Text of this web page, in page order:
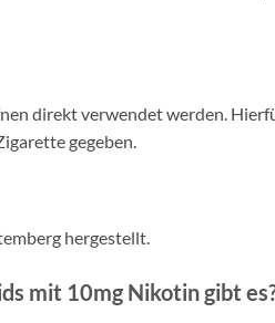
direkt verwendet werden.
gegeben.
hergestellt.
mit 10mg Nikotin gibt